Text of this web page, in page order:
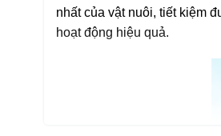
nhất của vật nuôi, tiết kiệm
hoạt động hiệu quả.